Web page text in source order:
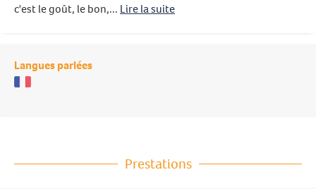
c'est le goût, le bon,... Lire la suite
Langues parlées
Prestations